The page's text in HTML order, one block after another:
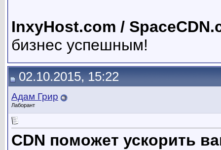
InxyHost.com /
бизнес успешным!
02.10.2015, 15:22
Адам Грир
Лаборант
CDN поможет ускорить